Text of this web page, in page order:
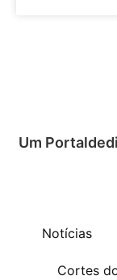
Um
Notícias
Cortes